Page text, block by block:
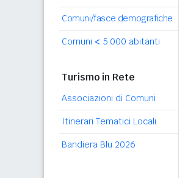
Comuni/fasce demografiche
Comuni < 5.000 abitanti
Turismo in Rete
Associazioni di Comuni
Itinerari Tematici Locali
Bandiera Blu 2026